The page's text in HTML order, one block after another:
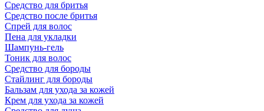
Средство для бритья
Средство после бритья
Спрей для волос
Пена для укладки
Шампунь-гель
Тоник для волос
Средство для бороды
Стайлинг для бороды
Бальзам для ухода за кожей
Крем для ухода за кожей